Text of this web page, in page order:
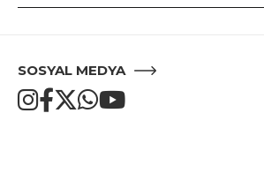
SOSYAL MEDYA